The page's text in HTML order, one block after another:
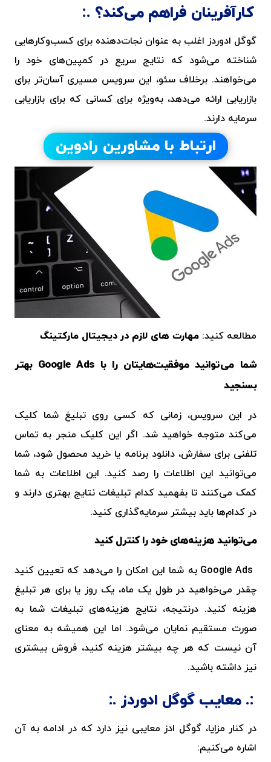
کارآفرینان فراهم می‌کند؟
گوگل ادوردز اغلب به عنوان نجات‌دهنده برای کسب‌وکارهایی
شناخته می‌شود که نتایج سریع در کمپین‌های خود را
می‌خواهند. برخلاف سئو، این سرویس مسیری آسان‌تر برای
بازاریابی ارائه می‌دهد، به‌ویژه برای کسانی که برای بازاریابی
سرمایه دارند.
ارتباط با مشاورین رادوین
مطالعه کنید: مهارت های لازم در دیجیتال مارکتینگ
شما می‌توانید موفقیت‌هایتان را با Google Ads بهتر
بسنجید
در این سرویس، زمانی که کسی روی تبلیغ شما کلیک
می‌کند متوجه خواهید شد. اگر این کلیک منجر به تماس
تلفنی برای سفارش، دانلود برنامه یا خرید محصول شود، شما
می‌توانید این اطلاعات را رصد کنید. این اطلاعات به شما
کمک می‌کنند تا بفهمید کدام تبلیغات نتایج بهتری دارند و
در کدام‌ها باید بیشتر سرمایه‌گذاری کنید.
می‌توانید هزینه‌های خود را کنترل کنید
Google Ads به شما این امکان را می‌دهد که تعیین کنید
چقدر می‌خواهید در طول یک ماه، یک روز یا برای هر تبلیغ
هزینه کنید. درنتیجه، نتایج هزینه‌های تبلیغات شما به
صورت مستقیم نمایان می‌شود. اما این همیشه به معنای
آن نیست که هر چه بیشتر هزینه کنید، فروش بیشتری
نیز داشته باشید.
معایب گوگل ادوردز
در کنار مزایا، گوگل ادز معایبی نیز دارد که در ادامه به آن
اشاره می‌کنیم: